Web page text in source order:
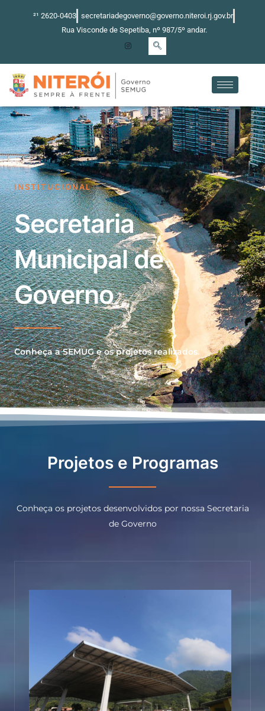
²¹ 2620-0403 secretariadegoverno@governo.niteroi.rj.gov.br
Rua Visconde de Sepetiba, nº 987/5º andar.
INSTITUCIONAL
Secretaria
Municipal de
Governo
Conheça a SEMUG e os projetos realizados.
Projetos e Programas
Conheça os projetos desenvolvidos por nossa Secretaria
de Governo